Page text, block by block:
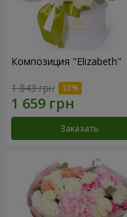
Композиция "Elizabeth"
1 843 грн
Заказать